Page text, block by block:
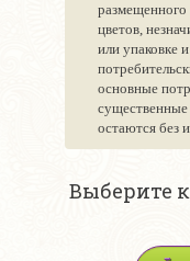
размещенного
цветов,
или упаковке
основные
существенные
остаются без
Выберите